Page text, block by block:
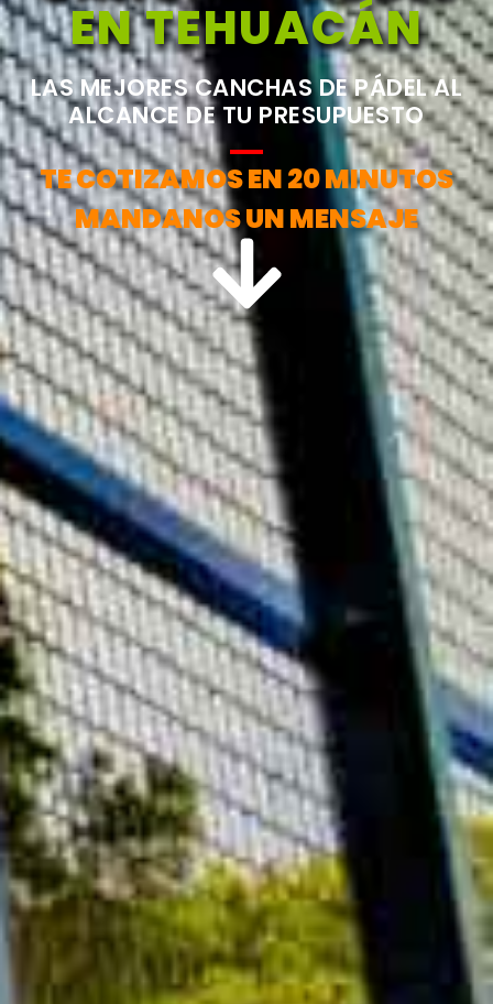
EN TEHUACÁN
LAS MEJORES CANCHAS DE PÁDEL AL
ALCANCE DE TU PRESUPUESTO
TE COTIZAMOS EN 20 MINUTOS
MANDANOS UN MENSAJE